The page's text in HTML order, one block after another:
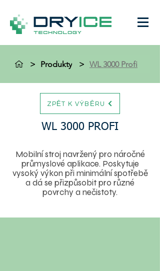
> Produkty > WL 3000 Profi
ZPĚT K VÝBĚRU
WL 3000 PROFI
Mobilní stroj navržený pro náročné
průmyslové aplikace. Poskytuje
vysoký výkon při minimální spotřebě
a dá se přizpůsobit pro různé
povrchy a nečistoty.